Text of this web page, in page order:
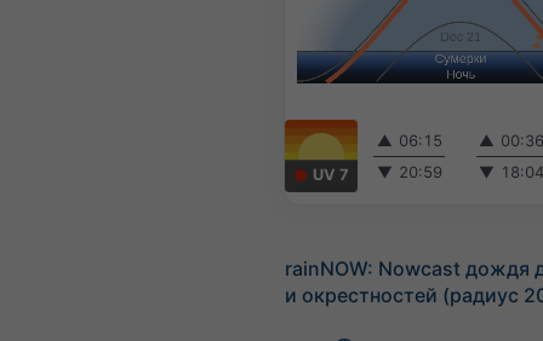
UV 7
▲ 06:15
▼ 20:59
▲
▼
rainNOW: Nowcast дождя
и окрестностей (радиус